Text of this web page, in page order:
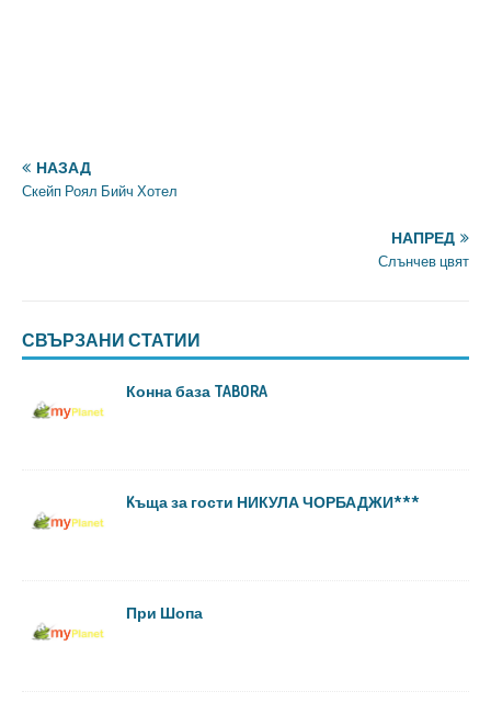
НАЗАД
Скейп Роял Бийч Хотел
НАПРЕД
Слънчев цвят
СВЪРЗАНИ СТАТИИ
Конна база TABORA
Kъща за гости НИКУЛА ЧОРБАДЖИ***
При Шопа